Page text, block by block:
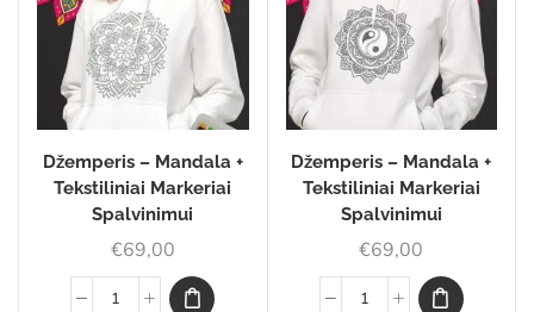
Džemperis – Mandala +
Tekstiliniai Markeriai
Spalvinimui
€69,00
Džemperis – Mandala +
Tekstiliniai Markeriai
Spalvinimui
€69,00